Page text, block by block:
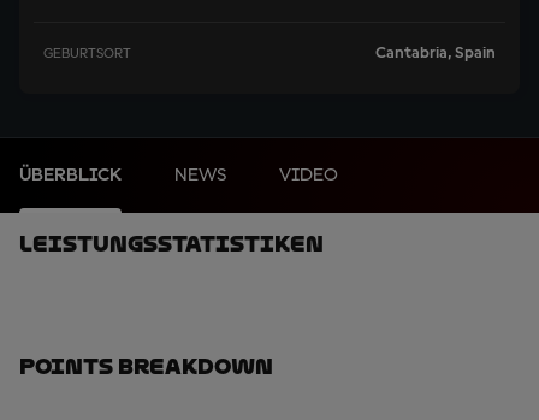
GEBURTSORT Cantabria, Spain
ÜBERBLICK NEWS VIDEO
Leistungsstatistiken
Points Breakdown